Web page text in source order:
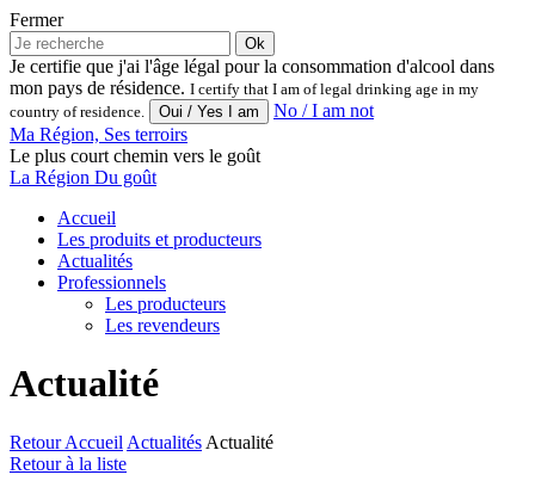
Fermer
Ok
Je certifie que j'ai l'âge légal pour la consommation d'alcool dans
mon pays de résidence. I certify that I am of legal drinking age in my
country of residence.
No / I am not
Ma Région, Ses terroirs
Le plus court chemin vers le goût
La Région Du goût
Accueil
Les produits et producteurs
Actualités
Professionnels
Les producteurs
Les revendeurs
Actualité
RetourAccueil Actualités Actualité
Retour à la liste